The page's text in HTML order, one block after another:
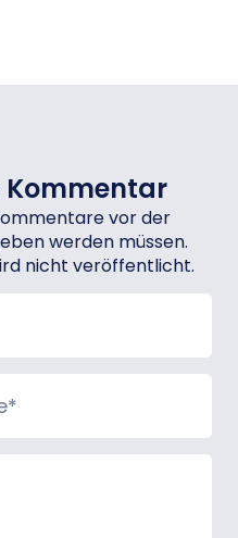
Kommentar
vor der
werden müssen.
nicht veröffentlicht.